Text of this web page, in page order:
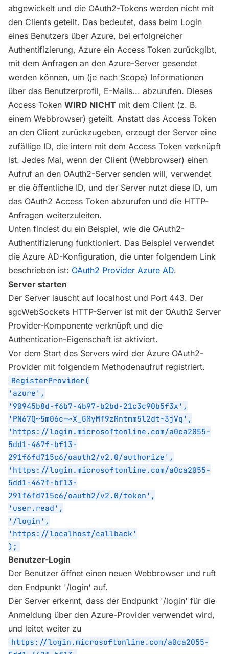
abgewickelt und die OAuth2-Tokens werden nicht mit
den Clients geteilt. Das bedeutet, dass beim Login
eines Benutzers über Azure, bei erfolgreicher
Authentifizierung, Azure ein Access Token zurückgibt,
mit dem Anfragen an den Azure-Server gesendet
werden können, um (je nach Scope) Informationen
über das Benutzerprofil, E-Mails... abzurufen. Dieses
Access Token WIRD NICHT mit dem Client (z. B.
einem Webbrowser) geteilt. Anstatt das Access Token
an den Client zurückzugeben, erzeugt der Server eine
zufällige ID, die intern mit dem Access Token verknüpft
ist. Jedes Mal, wenn der Client (Webbrowser) einen
Aufruf an den OAuth2-Server senden will, verwendet
er die öffentliche ID, und der Server nutzt diese ID, um
das OAuth2 Access Token abzurufen und die HTTP-
Anfragen weiterzuleiten.
Unten findest du ein Beispiel, wie die OAuth2-
Authentifizierung funktioniert. Das Beispiel verwendet
die Azure AD-Konfiguration, die unter folgendem Link
beschrieben ist: OAuth2 Provider Azure AD.
Server starten
Der Server lauscht auf localhost und Port 443. Der
sgcWebSockets HTTP-Server ist mit der OAuth2 Server
Provider-Komponente verknüpft und die
Authentication-Eigenschaft ist aktiviert.
Vor dem Start des Servers wird der Azure OAuth2-
Provider mit folgendem Methodenaufruf registriert.
RegisterProvider(
'azure',
'90945b8d-f6b7-4b97-b2bd-21c3c90b5f3x',
'PN67Q~5m06c-~X_GMyMf9zMntmm5l2dt~3jVq',
'https://login.microsoftonline.com/a0ca2055-
5dd1-467f-bf13-
291f6fd715c6/oauth2/v2.0/authorize',
'https://login.microsoftonline.com/a0ca2055-
5dd1-467f-bf13-
291f6fd715c6/oauth2/v2.0/token',
'user.read',
'/login',
'https://localhost/callback'
);
Benutzer-Login
Der Benutzer öffnet einen neuen Webbrowser und ruft
den Endpunkt '/login' auf.
Der Server erkennt, dass der Endpunkt '/login' für die
Anmeldung über den Azure-Provider verwendet wird,
und leitet weiter zu
https://login.microsoftonline.com/a0ca2055-